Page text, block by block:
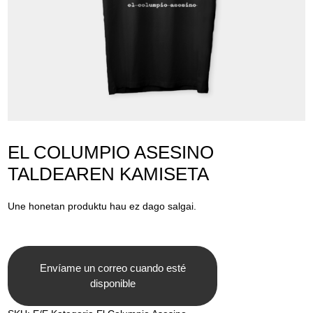
Cookieen politika Pribatutasun-politika
EL COLUMPIO ASESINO
TALDEAREN KAMISETA
Une honetan produktu hau ez dago salgai.
Envíame un correo cuando esté
disponible